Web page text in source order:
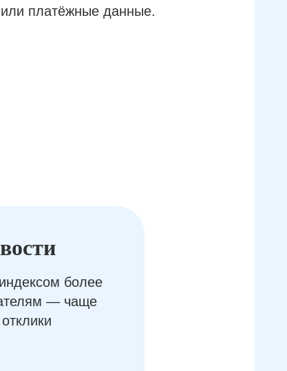
платёжные данные.
более
— чаще